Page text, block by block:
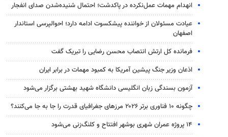
انهدام مهمات عمل‌نکرده در پاکدشت؛ احتمال شنیده‌شدن صدای انفجار
عیادت مسئولان از خواننده پیشکسوت ادامه دارد؛ احوالپرسی استاندار
اصفهان
فرمانده کل ارتش انتصاب محسن رضایی را تبریک گفت
اذعان وزیر جنگ پیشین آمریکا به کمبود مهمات در برابر ایران
آزمون بسندگی زبان انگلیسی دانشگاه شهید بهشتی برگزار می‌شود
چگونه ۱۰ فناوری برتر ۲۰۲۶ مرزهای جغرافیای قدرت را جا به جا می‌کنند؟
۱۴ پروژه عمران شهری بوشهر افتتاح و کلنگ‌زنی می‌شود